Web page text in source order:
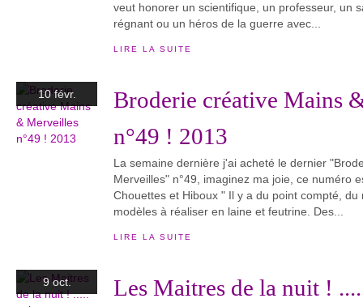
veut honorer un scientifique, un professeur, un
régnant ou un héros de la guerre avec...
LIRE LA SUITE
10 févr.
Broderie créative Mains
n°49 ! 2013
La semaine dernière j'ai acheté le dernier
Merveilles" n°49, imaginez ma joie, ce numéro
Chouettes et Hiboux " Il y a du point compté, du
modèles à réaliser en laine et feutrine. Des...
LIRE LA SUITE
9 oct. Les Maitres de la nuit !